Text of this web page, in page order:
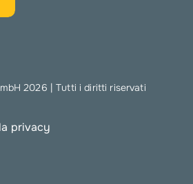
2026 | Tutti i diritti riservati
privacy